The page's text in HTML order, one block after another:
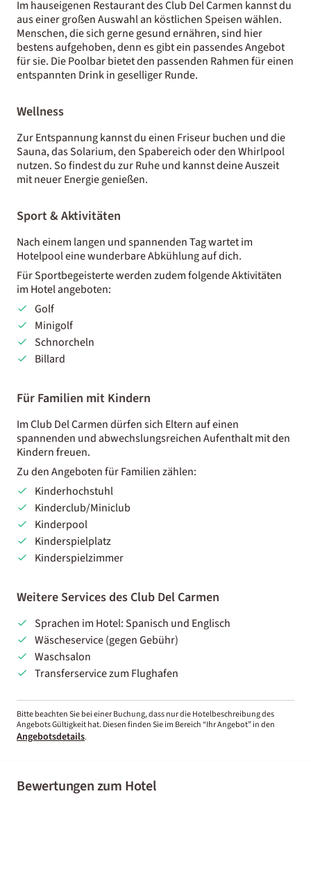
Im hauseigenen Restaurant des Club Del Carmen kannst du
aus einer großen Auswahl an köstlichen Speisen wählen.
Menschen, die sich gerne gesund ernähren, sind hier
bestens aufgehoben, denn es gibt ein passendes Angebot
für sie. Die Poolbar bietet den passenden Rahmen für einen
entspannten Drink in geselliger Runde.
Wellness
Zur Entspannung kannst du einen Friseur buchen und die
Sauna, das Solarium, den Spabereich oder den Whirlpool
nutzen. So findest du zur Ruhe und kannst deine Auszeit
mit neuer Energie genießen.
Sport & Aktivitäten
Nach einem langen und spannenden Tag wartet im
Hotelpool eine wunderbare Abkühlung auf dich.
Für Sportbegeisterte werden zudem folgende Aktivitäten
im Hotel angeboten:
Golf
Minigolf
Schnorcheln
Billard
Für Familien mit Kindern
Im Club Del Carmen dürfen sich Eltern auf einen
spannenden und abwechslungsreichen Aufenthalt mit den
Kindern freuen.
Zu den Angeboten für Familien zählen:
Kinderhochstuhl
Kinderclub/Miniclub
Kinderpool
Kinderspielplatz
Kinderspielzimmer
Weitere Services des Club Del Carmen
Sprachen im Hotel: Spanisch und Englisch
Wäscheservice (gegen Gebühr)
Waschsalon
Transferservice zum Flughafen
Bitte beachten Sie bei einer Buchung, dass nur die Hotelbeschreibung des
Angebots Gültigkeit hat. Diesen finden Sie im Bereich “Ihr Angebot” in den
Angebotsdetails.
Bewertungen zum Hotel